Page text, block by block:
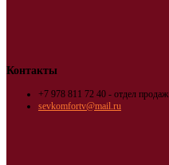
Контакты
+7 978 811 72 40 - отдел продаж
sevkomfortv@mail.ru